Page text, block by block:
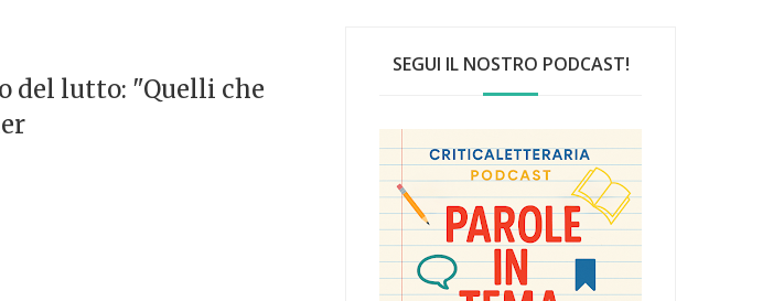
del lutto: "Quelli che
SEGUI IL NOSTRO PODCAST!